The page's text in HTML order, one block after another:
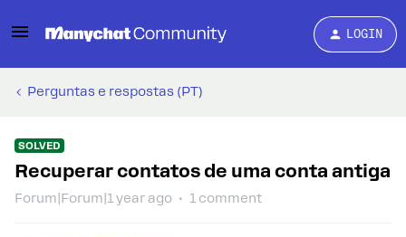
LOGIN
Perguntas e respostas (PT)
SOLVED
Recuperar contatos de uma conta antiga
Forum|Forum|1 year ago 1 comment